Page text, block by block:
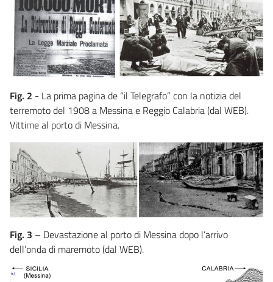
Fig. 2 - La prima pagina de “il Telegrafo” con la notizia del
terremoto del 1908 a Messina e Reggio Calabria (dal WEB).
Vittime al porto di Messina.
Fig. 3 – Devastazione al porto di Messina dopo l’arrivo
dell’onda di maremoto (dal WEB).